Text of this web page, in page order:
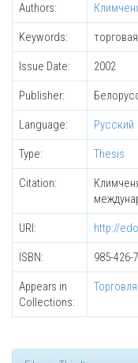
Authors:
Keywords:
Issue Date: 2002
Publisher:
Language: Русский
Type: Thesis
Citation:
URI: http://
ISBN: 985-426-
Appears in
Collections: